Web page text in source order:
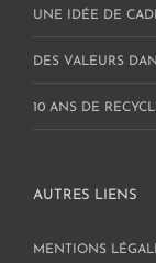
UNE IDÉE DE
DES VALEURS
10 ANS DE
AUTRES LIENS
MENTIONS